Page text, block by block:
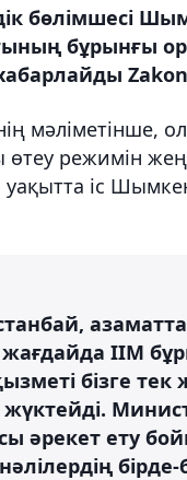
бөлімшесі
бұрынғы
режимін
уақытта іс
жағдайда ІІМ
бізге
жүктейді.
әрекет ету